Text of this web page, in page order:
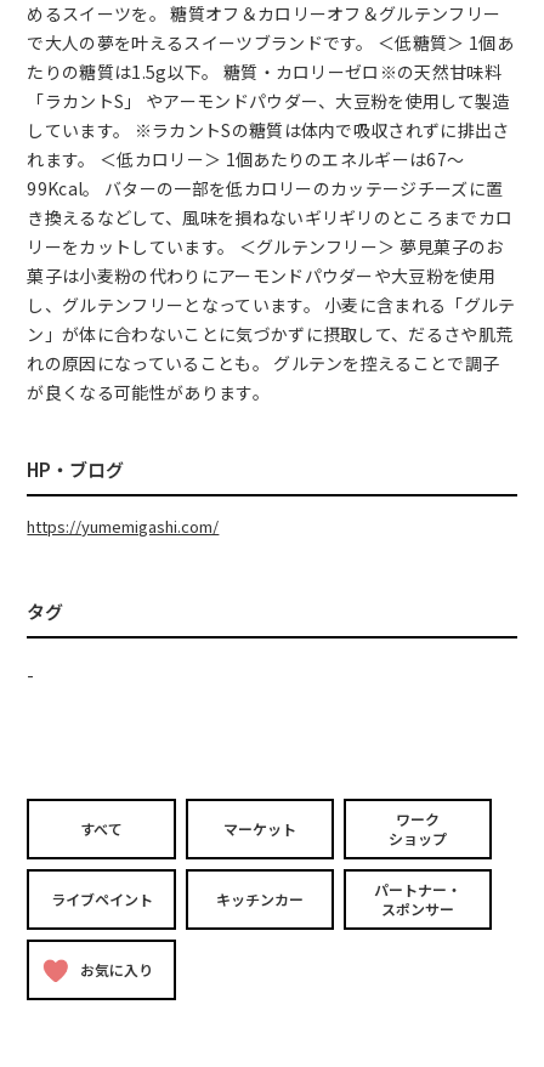
めるスイーツを。 糖質オフ＆カロリーオフ＆グルテンフリー
で大人の夢を叶えるスイーツブランドです。 ＜低糖質＞ 1個あ
たりの糖質は1.5g以下。 糖質・カロリーゼロ※の天然甘味料
「ラカントS」 やアーモンドパウダー、大豆粉を使用して製造
しています。 ※ラカントSの糖質は体内で吸収されずに排出さ
れます。 ＜低カロリー＞ 1個あたりのエネルギーは67〜
99Kcal。 バターの一部を低カロリーのカッテージチーズに置
き換えるなどして、風味を損ねないギリギリのところまでカロ
リーをカットしています。 ＜グルテンフリー＞ 夢見菓子のお
菓子は小麦粉の代わりにアーモンドパウダーや大豆粉を使用
し、グルテンフリーとなっています。 小麦に含まれる「グルテ
ン」が体に合わないことに気づかずに摂取して、だるさや肌荒
れの原因になっていることも。 グルテンを控えることで調子
が良くなる可能性があります。
HP・ブログ
https://yumemigashi.com/
タグ
-
すべて マーケット
ワーク
ショップ
ライブペイント キッチンカー
パートナー・
スポンサー
お気に入り